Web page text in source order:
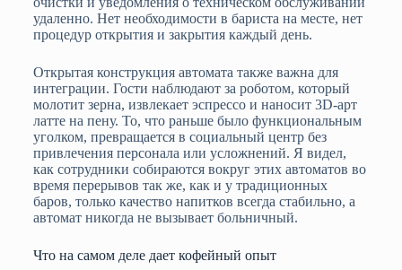
удаленно. Нет необходимости в бариста на месте, нет
процедур открытия и закрытия каждый день.
Открытая конструкция автомата также важна для
интеграции. Гости наблюдают за роботом, который
молотит зерна, извлекает эспрессо и наносит 3D-арт
латте на пену. То, что раньше было функциональным
уголком, превращается в социальный центр без
привлечения персонала или усложнений. Я видел,
как сотрудники собираются вокруг этих автоматов во
время перерывов так же, как и у традиционных
баров, только качество напитков всегда стабильно, а
автомат никогда не вызывает больничный.
Что на самом деле дает кофейный опыт